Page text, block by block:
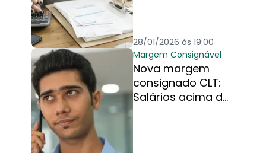
28/01/2026 às 19:00
Margem Consignável
Nova margem
consignado CLT:
Salários acima do